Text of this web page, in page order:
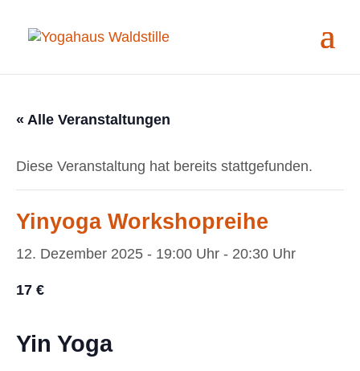
« Alle Veranstaltungen
Diese Veranstaltung hat bereits stattgefunden.
Yinyoga Workshopreihe
12. Dezember 2025 - 19:00 Uhr - 20:30 Uhr
17 €
Yin Yoga